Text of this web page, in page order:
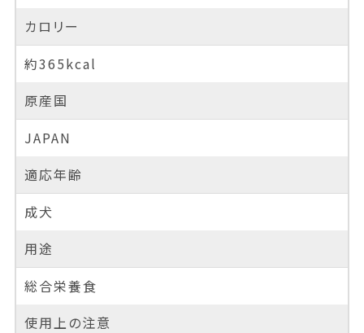
カロリー
約365kcal
原産国
JAPAN
適応年齢
成犬
用途
総合栄養食
使用上の注意